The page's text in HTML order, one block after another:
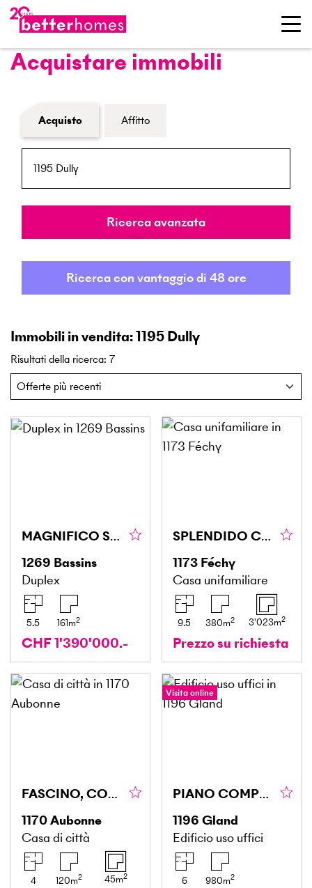
Acquistare immobili
Modulo di ricerca immobiliare
Acquisto Affitto
NPA / Località
Raggio
Ricerca avanzata
Ricerca con vantaggio di 48 ore
Immobili in vendita: 1195 Dully
Risultati della ricerca: 7
MAGNIFICO SPAZIOSO E VISTA PANORAMICA SUL LAGO
1269 Bassins
Duplex
5.5 161m2
CHF 1'390'000.-
SPLENDIDO CON VISTA PANORAMICA SUL LAGO
1173 Féchy
Casa unifamiliare
9.5 380m2 3'023m2
Prezzo su richiesta
FASCINO, COMFORT E AUTENTICITÀ
1170Aubonne
Casa di città
4 120m2 45m2
Visita online
PIANO COMPLETO DI UFFICI CON 36 POSTI AUTO
1196 Gland
Edificio uso uffici
6 980m2